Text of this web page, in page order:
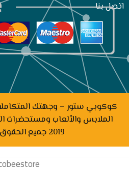
اتصل بنا
كوكوبي ستور – وجهتك
الملابس والألعاب ومستحضرات
2019 جميع الحقوق محفوظة.